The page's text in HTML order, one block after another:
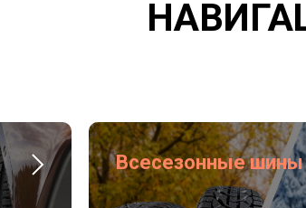
Всесезонные шины